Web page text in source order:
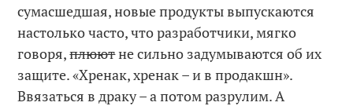
сумасшедшая, новые продукты выпускаются
настолько часто, что разработчики, мягко
говоря,плюютне сильно задумываются об их
защите. «Хренак, хренак – и в продакшн».
Ввязаться в драку – а потом разрулим. А